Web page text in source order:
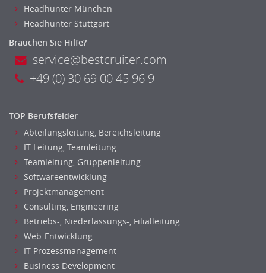
Headhunter München
Headhunter Stuttgart
Brauchen Sie Hilfe?
service@bestcruiter.com
+49 (0) 30 69 00 45 96 9
TOP Berufsfelder
Abteilungsleitung, Bereichsleitung
IT Leitung, Teamleitung
Teamleitung, Gruppenleitung
Softwareentwicklung
Projektmanagement
Consulting, Engineering
Betriebs-, Niederlassungs-, Filialleitung
Web-Entwicklung
IT Prozessmanagement
Business Development